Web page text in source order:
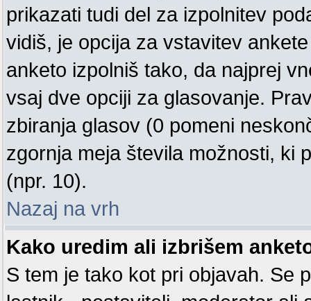
prikazati tudi del za izpolnitev
vidiš, je opcija za vstavitev
anketo izpolniš tako, da najprej
vsaj dve opciji za glasovanje.
zbiranja glasov (0 pomeni
zgornja meja števila možnosti, ki
(npr. 10).
Nazaj na vrh
Kako uredim ali izbrišem
S tem je tako kot pri objavah. Se